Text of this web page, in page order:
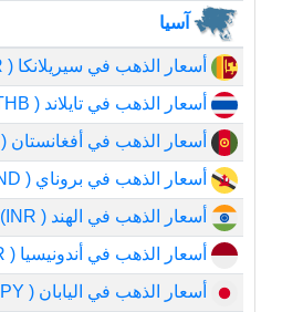
آسيا
أسعار الذهب في سيريلانكا ( LKR)
أسعار الذهب في تايلاند ( THB)
أسعار الذهب في أفغانستان ( AFN)
أسعار الذهب في بروناي ( BND)
أسعار الذهب في الهند ( INR)
أسعار الذهب في أندونيسيا ( IDR)
أسعار الذهب في اليابان ( JPY)